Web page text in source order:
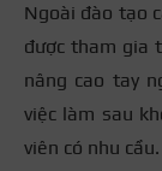
Ngoài đào tạo
được tham gia
nâng cao tay
việc làm sau
viên có nhu cầu.